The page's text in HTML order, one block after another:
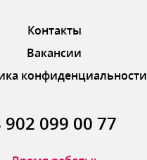
Контакты
Вакансии
конфиденциальности
902 099 00 77